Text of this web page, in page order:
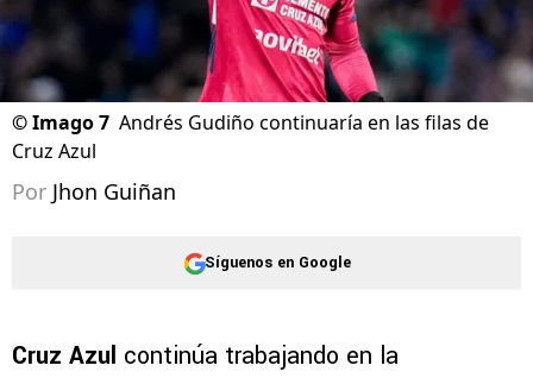
©Imago 7 Andrés Gudiño continuaría en las filas de
Cruz Azul
Por Jhon Guiñan
Síguenos en Google
Cruz Azul continúa trabajando en la